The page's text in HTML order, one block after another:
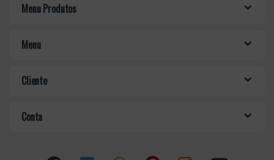
Menu Produtos
Menu
Cliente
Conta